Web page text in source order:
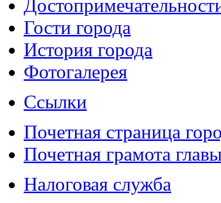
Гости города
История города
Фотогалерея
Ссылки
Почетная страница
Почетная грамота
Налоговая служба